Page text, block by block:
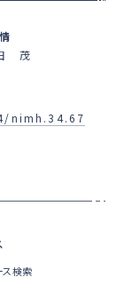
茂
nimh.34.67
ス検索